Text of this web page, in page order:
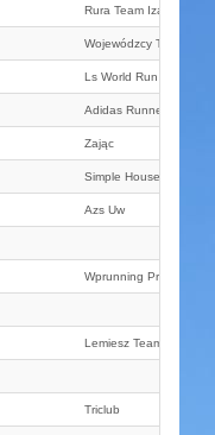
Rura Team Izabelin Na
Wojewódzcy Team
Ls World Run
Adidas Runners
Zając
Simple House Team
Azs Uw
Wprunning Pruszków
Lemiesz Team
Triclub